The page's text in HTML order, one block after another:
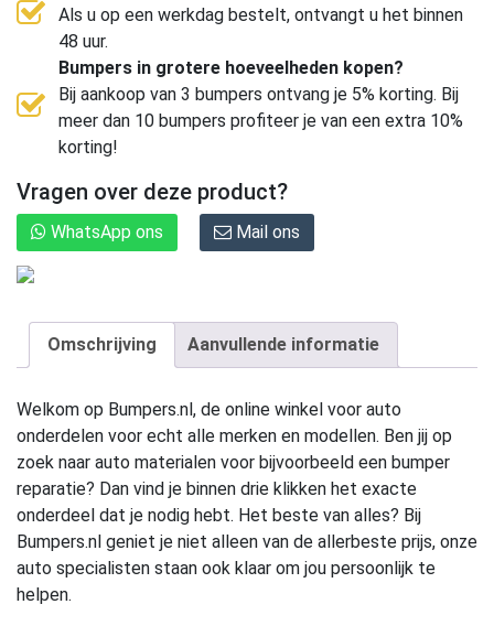
Als u op een werkdag bestelt, ontvangt u het binnen
48 uur.
Bumpers in grotere hoeveelheden kopen?
Bij aankoop van 3 bumpers ontvang je 5% korting. Bij
meer dan 10 bumpers profiteer je van een extra 10%
korting!
Vragen over deze product?
WhatsApp ons Mail ons
Omschrijving Aanvullende informatie
Welkom op Bumpers.nl, de online winkel voor auto
onderdelen voor echt alle merken en modellen. Ben jij op
zoek naar auto materialen voor bijvoorbeeld een bumper
reparatie? Dan vind je binnen drie klikken het exacte
onderdeel dat je nodig hebt. Het beste van alles? Bij
Bumpers.nl geniet je niet alleen van de allerbeste prijs, onze
auto specialisten staan ook klaar om jou persoonlijk te
helpen.